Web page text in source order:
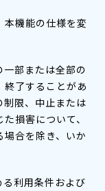
機能の仕様を変
部または全部の
了することがあ
制限、中止または
損害について、
合を除き、いか
利用条件および